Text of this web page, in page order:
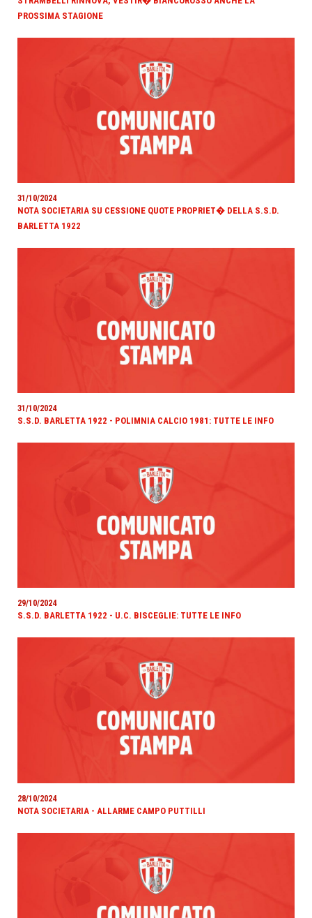
PROSSIMA STAGIONE
31/10/2024
NOTA SOCIETARIA SU CESSIONE QUOTE PROPRIET� DELLA S.S.D.
BARLETTA 1922
31/10/2024
S.S.D. BARLETTA 1922 - POLIMNIA CALCIO 1981: TUTTE LE INFO
29/10/2024
S.S.D. BARLETTA 1922 - U.C. BISCEGLIE: TUTTE LE INFO
28/10/2024
NOTA SOCIETARIA - ALLARME CAMPO PUTTILLI